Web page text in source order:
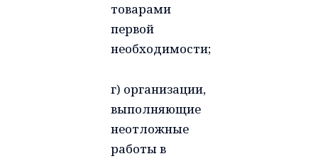
товарами
первой
необходимости;
г) организации,
выполняющие
неотложные
работы в